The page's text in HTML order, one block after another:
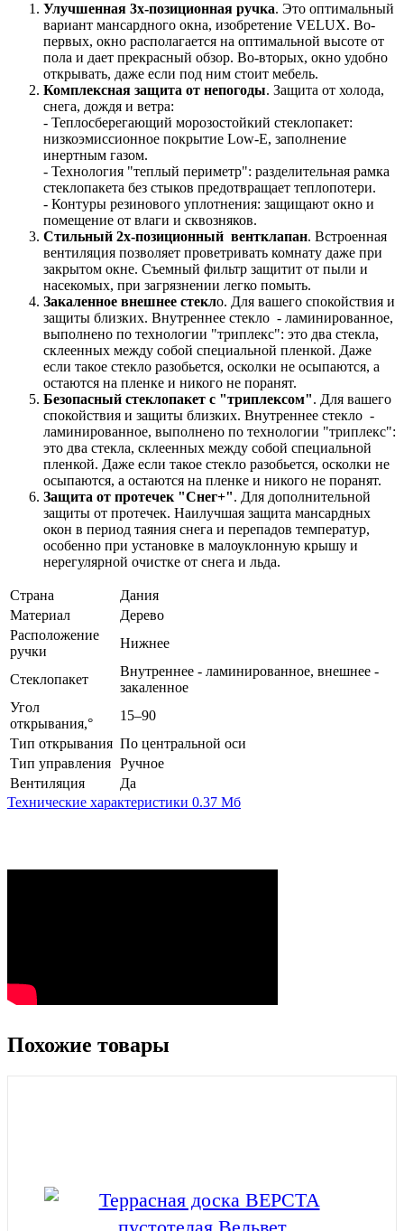
Улучшенная 3х-позиционная ручка. Это оптимальный
вариант мансардного окна, изобретение VELUX. Во-
первых, окно располагается на оптимальной высоте от
пола и дает прекрасный обзор. Во-вторых, окно удобно
открывать, даже если под ним стоит мебель.
Комплексная защита от непогоды. Защита от холода,
снега, дождя и ветра:
- Теплосберегающий морозостойкий стеклопакет:
низкоэмиссионное покрытие Low-E, заполнение
инертным газом.
- Технология "теплый периметр": разделительная рамка
стеклопакета без стыков предотвращает теплопотери.
- Контуры резинового уплотнения: защищают окно и
помещение от влаги и сквозняков.
Стильный 2х-позиционный вентклапан. Встроенная
вентиляция позволяет проветривать комнату даже при
закрытом окне. Съемный фильтр защитит от пыли и
насекомых, при загрязнении легко помыть.
Закаленное внешнее стекло. Для вашего спокойствия и
защиты близких. Внутреннее стекло - ламинированное,
выполнено по технологии "триплекс": это два стекла,
склеенных между собой специальной пленкой. Даже
если такое стекло разобьется, осколки не осыпаются, а
остаются на пленке и никого не поранят.
Безопасный стеклопакет с "триплексом". Для вашего
спокойствия и защиты близких. Внутреннее стекло -
ламинированное, выполнено по технологии "триплекс":
это два стекла, склеенных между собой специальной
пленкой. Даже если такое стекло разобьется, осколки не
осыпаются, а остаются на пленке и никого не поранят.
Защита от протечек "Снег+". Для дополнительной
защиты от протечек. Наилучшая защита мансардных
окон в период таяния снега и перепадов температур,
особенно при установке в малоуклонную крышу и
нерегулярной очистке от снега и льда.
Страна
Дания
Материал
Дерево
Расположение
ручки
Нижнее
Стеклопакет
Внутреннее - ламинированное, внешнее -
закаленное
Угол
открывания,°
15–90
Тип открывания По центральной оси
Тип управления Ручное
Вентиляция
Да
Технические характеристики 0.37 Мб
Похожие товары